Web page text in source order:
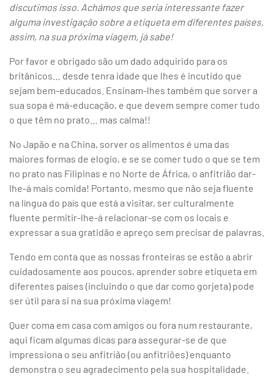
discutimos isso. Achámos que seria interessante fazer
alguma investigação sobre a etiqueta em diferentes países,
assim, na sua próxima viagem, já sabe!
Por favor e obrigado são um dado adquirido para os
britânicos… desde tenra idade que lhes é incutido que
sejam bem-educados. Ensinam-lhes também que sorver a
sua sopa é má-educação, e que devem sempre comer tudo
o que têm no prato… mas calma!!
No Japão e na China, sorver os alimentos é uma das
maiores formas de elogio, e se se comer tudo o que se tem
no prato nas Filipinas e no Norte de África, o anfitrião dar-
lhe-á mais comida! Portanto, mesmo que não seja fluente
na língua do país que está a visitar, ser culturalmente
fluente permitir-lhe-á relacionar-se com os locais e
expressar a sua gratidão e apreço sem precisar de palavras.
Tendo em conta que as nossas fronteiras se estão a abrir
cuidadosamente aos poucos, aprender sobre etiqueta em
diferentes países (incluindo o que dar como gorjeta) pode
ser útil para si na sua próxima viagem!
Quer coma em casa com amigos ou fora num restaurante,
aqui ficam algumas dicas para assegurar-se de que
impressiona o seu anfitrião (ou anfitriões) enquanto
demonstra o seu agradecimento pela sua hospitalidade.